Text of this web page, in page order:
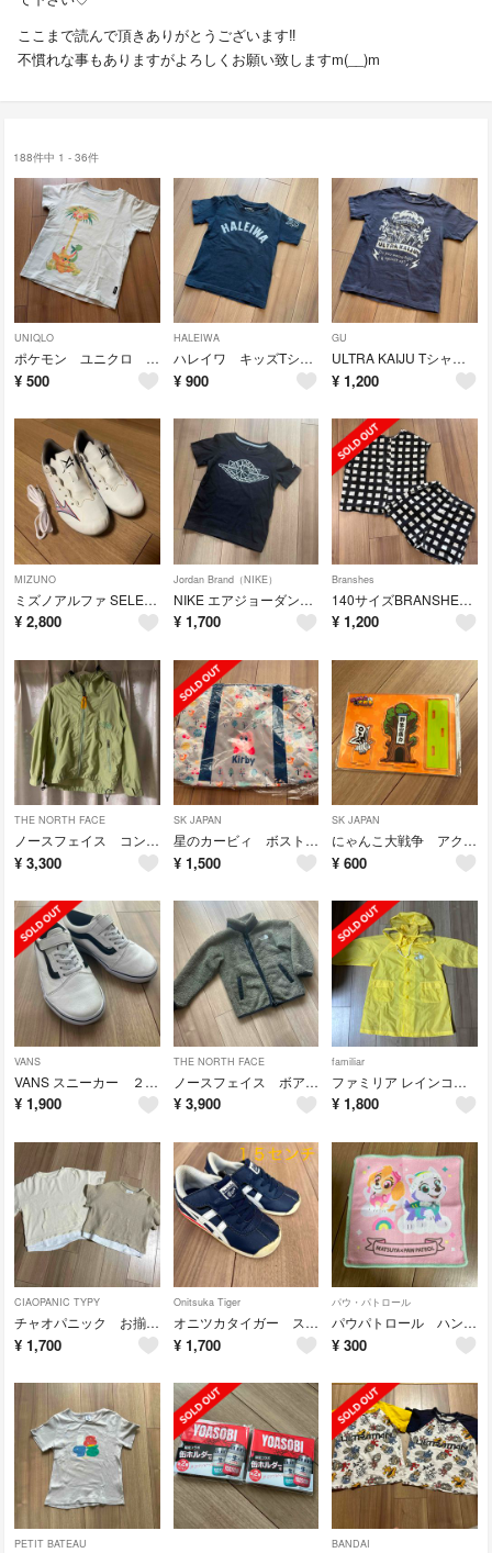
ここまで読んで頂きありがとうございます‼︎
不慣れな事もありますがよろしくお願い致しますm(__)m
188件中 1 - 36件
UNIQLO
ポケモン ユニクロ Tシャツ
¥ 500
HALEIWA
ハレイワ キッズTシャツ XS
¥ 900
GU
ULTRA KAIJU Tシャツ 130 GU
¥ 1,200
MIZUNO
ミズノアルファ SELECT ホワイト サッカースパイク
¥ 2,800
Jordan Brand（NIKE）
NIKE エアジョーダン キッズ Tシャツ
¥ 1,700
Branshes
140サイズBRANSHESブランシェス ノースリーブ&パンツ セットアップ
¥ 1,200
THE NORTH FACE
ノースフェイス コンパクトジャケット 110サイズ
¥ 3,300
SK JAPAN
星のカービィ ボストンバッグ
¥ 1,500
SK JAPAN
にゃんこ大戦争 アクリルスタンド
¥ 600
VANS
VANS スニーカー ２０センチ
¥ 1,900
THE NORTH FACE
ノースフェイス ボアブルゾン 110サイズ
¥ 3,900
familiar
ファミリア レインコート ファミちゃん 100 黄ギンガムチェック
¥ 1,800
CIAOPANIC TYPY
チャオパニック お揃い トップス 半袖
¥ 1,700
Onitsuka Tiger
オニツカタイガー スニーカー
¥ 1,700
パウ・パトロール
パウパトロール ハンカチタオル
¥ 300
PETIT BATEAU BANDAI